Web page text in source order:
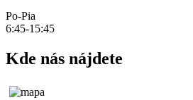
Po-Pia
6:45-15:45
Kde nás nájdete